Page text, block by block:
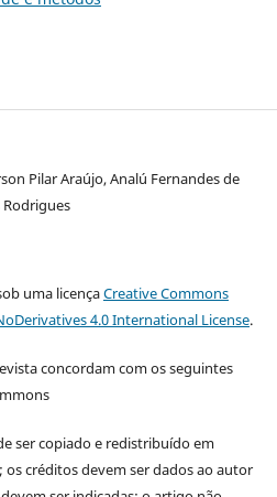
Pilar Araújo, Analú Fernandes de
uma licençaCreative Commons
4.0 International License.
concordam com os seguintes
ser copiado e redistribuído em
créditos devem ser dados ao autor